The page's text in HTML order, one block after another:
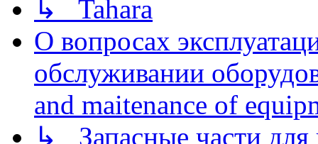
↳ Tahara
О вопросах
обслуживании
and maitenance of
↳ Запасные части для